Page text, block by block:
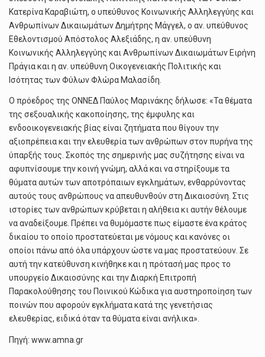
Κατερίνα Καραβιώτη, ο υπεύθυνος Κοινωνικής Αλληλεγγύης και
Ανθρωπίνων Δικαιωμάτων Δημήτρης Μάγγελ, ο αν. υπεύθυνος
Εθελοντισμού Απόστολος Αλεξιάδης, η αν. υπεύθυνη
Κοινωνικής Αλληλεγγύης και Ανθρωπίνων Δικαιωμάτων Ειρήνη
Πράγια και η αν. υπεύθυνη Οικογενειακής Πολιτικής και
Ισότητας των Φύλων Φλώρα Μαλασίδη.
Ο πρόεδρος της ΟΝΝΕΔ Παύλος Μαρινάκης δήλωσε: «Τα θέματα
της σεξουαλικής κακοποίησης, της έμφυλης και
ενδοοικογενειακής βίας είναι ζητήματα που θίγουν την
αξιοπρέπεια και την ελευθερία των ανθρώπων στον πυρήνα της
ύπαρξής τους. Σκοπός της σημερινής μας συζήτησης είναι να
αφυπνίσουμε την κοινή γνώμη, αλλά και να στηρίξουμε τα
θύματα αυτών των αποτρόπαιων εγκλημάτων, ενθαρρύνοντας
αυτούς τους ανθρώπους να απευθυνθούν στη Δικαιοσύνη. Στις
ιστορίες των ανθρώπων κρύβεται η αλήθεια κι αυτήν θέλουμε
να αναδείξουμε. Πρέπει να θυμόμαστε πως είμαστε ένα κράτος
δικαίου το οποίο προστατεύεται με νόμους και κανόνες οι
οποίοι πάνω από όλα υπάρχουν ώστε να μας προστατεύουν. Σε
αυτή την κατεύθυνση κινήθηκε και η πρότασή μας προς το
υπουργείο Δικαιοσύνης και την Διαρκή Επιτροπή
Παρακολούθησης του Ποινικού Κώδικα για αυστηροποίηση των
ποινών που αφορούν εγκλήματα κατά της γενετήσιας
ελευθερίας, ειδικά όταν τα θύματα είναι ανήλικα».
Πηγή: www.amna.gr